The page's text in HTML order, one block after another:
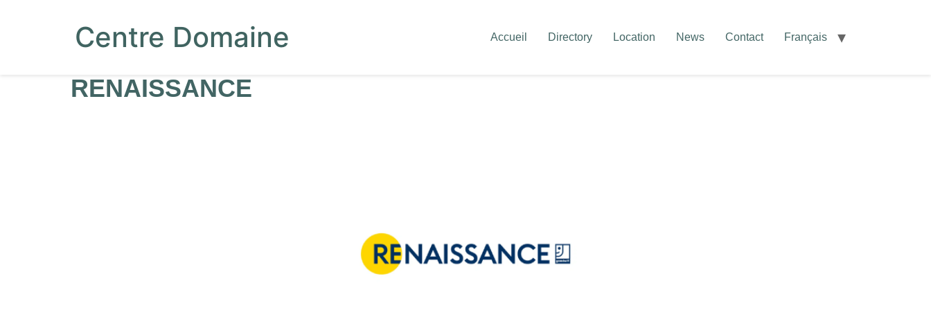
Centre Domaine Accueil Directory Location News Contact Français
RENAISSANCE